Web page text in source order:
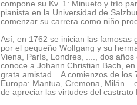
compone su Kv. 1: Minueto y trío
pianista en la Universidad de
comenzar su carrera como niño
Así, en 1762 se inician las famosas
por el pequeño Wolfgang y su
Viena, París, Londres, ...., dos
conoce a Johann Christian Bach,
grata amistad... A comienzos de
Europa: Mantua, Cremona, Milán...
de apreciar las virtudes del castrato